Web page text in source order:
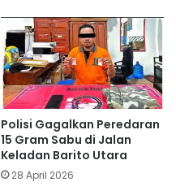
Polisi Gagalkan Peredaran
15 Gram Sabu di Jalan
Keladan Barito Utara
28 April 2026